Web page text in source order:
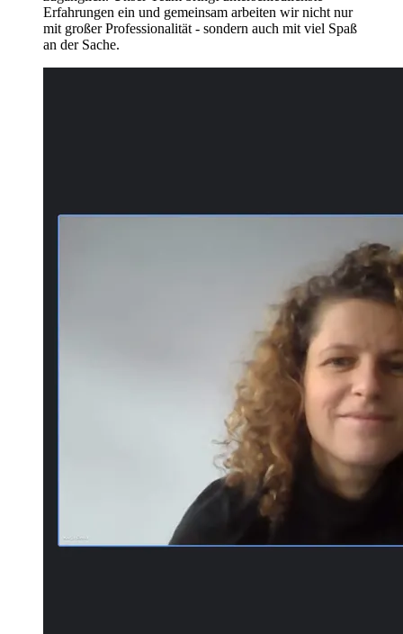
Erfahrungen ein und gemeinsam arbeiten wir nicht nur
mit großer Professionalität - sondern auch mit viel Spaß
an der Sache.